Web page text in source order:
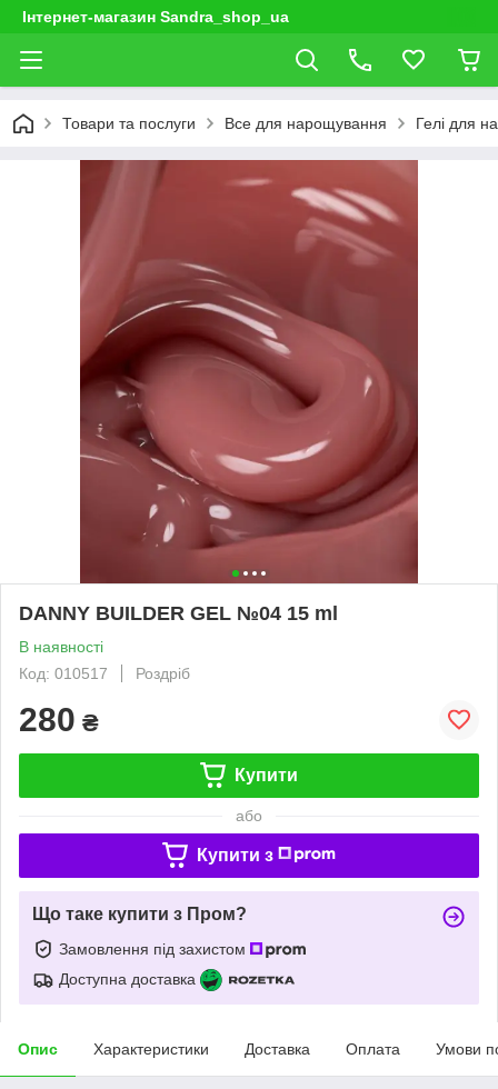
Інтернет-магазин Sandra_shop_ua
Товари та послуги Все для нарощування Гелі для
DANNY BUILDER GEL №04 15 ml
В наявності
Код: 010517
Роздріб
280 ₴
Купити
або
Купити з
Що таке купити з Пром?
Замовлення під захистом
Доступна доставка
Опис Характеристики Доставка Оплата Умови